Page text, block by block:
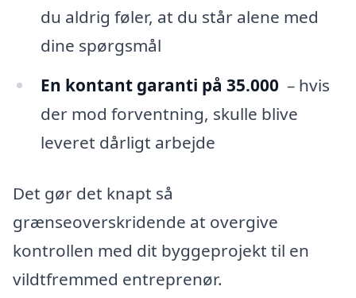
du aldrig føler, at du står alene med
dine spørgsmål
En kontant garanti på 35.000– hvis
der mod forventning, skulle blive
leveret dårligt arbejde
Det gør det knapt så
grænseoverskridende at overgive
kontrollen med dit byggeprojekt til en
vildtfremmed entreprenør.